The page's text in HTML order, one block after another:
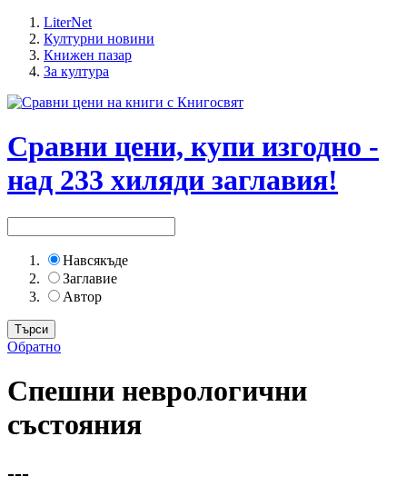
LiterNet
Културни новини
Книжен пазар
За култура
Сравни цени, купи изгодно -
над 233 хиляди заглавия!
Навсякъде
Заглавие
Автор
Обратно
Спешни неврологични
състояния
---